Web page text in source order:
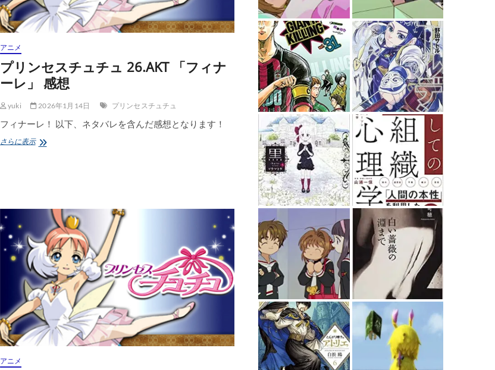
4
話
契
想
アニメ
プリンセスチュチュ 26.AKT 「フィナ
ーレ」 感想
yuki 2026年1月14日 プリンセスチュチュ
フィナーレ！ 以下、ネタバレを含んだ感想となります！
さらに表示プ
26.AKT
「フ
ィ
ナ
ー
レ」
感
想
アニメ